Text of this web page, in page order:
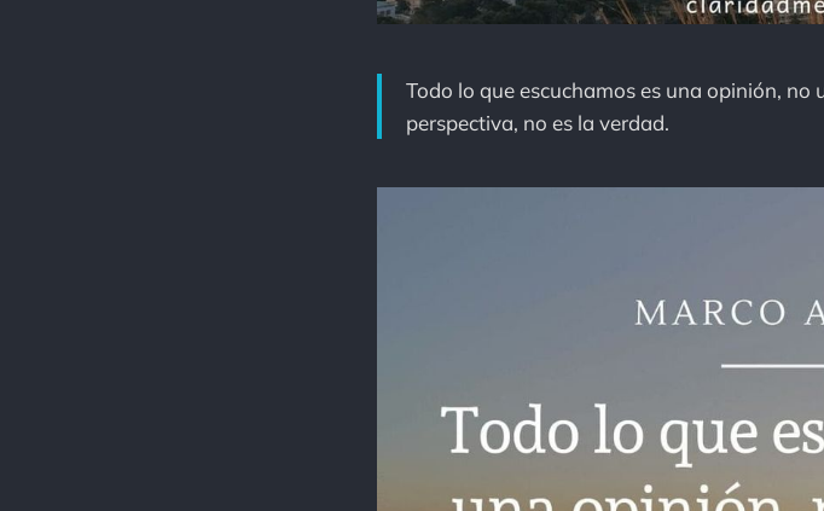
Todo lo que escuchamos es una opinión, no
perspectiva, no es la verdad.